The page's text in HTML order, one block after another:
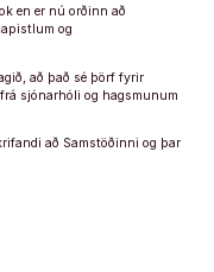
en er nú orðinn að
og
að það sé þörf fyrir
sjónarhóli og hagsmunum
að Samstöðinni og þar